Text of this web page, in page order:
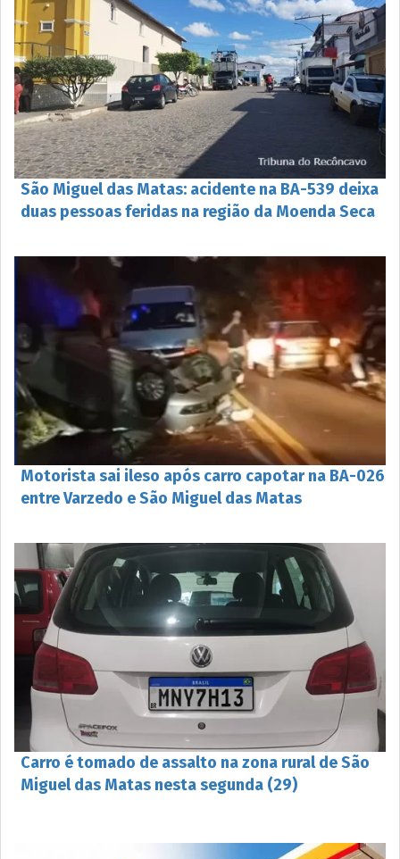
São Miguel das Matas: acidente na BA-539 deixa
duas pessoas feridas na região da Moenda Seca
Motorista sai ileso após carro capotar na BA-026
entre Varzedo e São Miguel das Matas
Carro é tomado de assalto na zona rural de São
Miguel das Matas nesta segunda (29)